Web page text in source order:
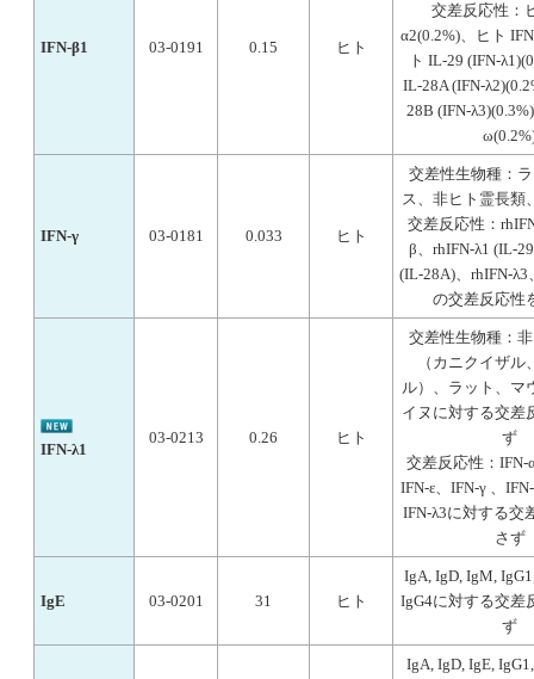
IFN-β1 03-0191 0.15 ヒト
交差反応性：
α2(0.2%)、ヒト
ト IL-29 (IFN-
IL-28A (IFN-
28B (IFN-
IFN-γ 03-0181 0.033 ヒト
交差性生物種：
ス、非ヒト霊長類
交差反応性：
β、rhIFN-λ1 (IL-
(IL-28A)、rhIFN-
の交差反応性
IFN-λ1
03-0213 0.26 ヒト
交差性生物種：
（カニクイザル
ル）、ラット、マ
イヌに対する交差
ず
交差反応性：IFN-
IFN-ε、IFN-γ 、
IFN-λ3に対する交
さず
IgE 03-0201 31 ヒト
IgA, IgD, IgM,
IgG4に対する交差
ず
IgA, IgD, IgE,